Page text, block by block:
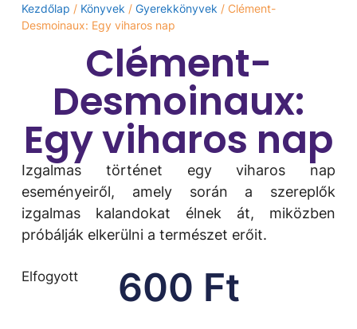
Kezdőlap / Könyvek / Gyerekkönyvek / Clément-
Desmoinaux: Egy viharos nap
Clément-
Desmoinaux:
Egy viharos nap
Izgalmas történet egy viharos nap
eseményeiről, amely során a szereplők
izgalmas kalandokat élnek át, miközben
próbálják elkerülni a természet erőit.
600 Ft
Elfogyott